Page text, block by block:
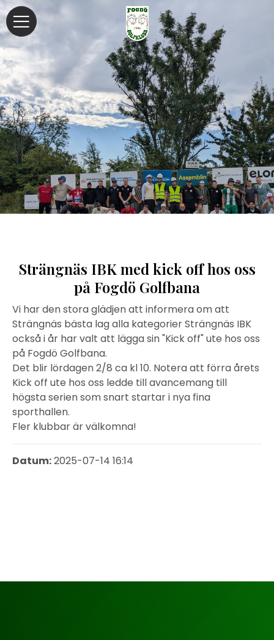
Strängnäs IBK med kick off hos oss
på Fogdö Golfbana
Vi har den stora glädjen att informera om att
Strängnäs bästa lag alla kategorier Strängnäs IBK
också i år har valt att lägga sin "Kick off" ute hos oss
på Fogdö Golfbana.
Det blir lördagen 2/8 ca kl 10. Notera att förra årets
Kick off ute hos oss ledde till avancemang till
högsta serien som snart startar i nya fina
sporthallen.
Fler klubbar är välkomna!
Datum:2025-07-14 16:14